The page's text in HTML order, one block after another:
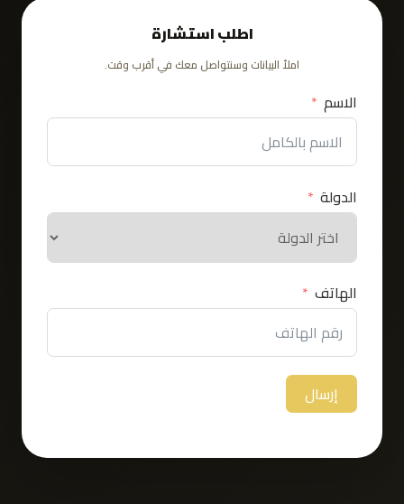
اطلب استشارة
املأ البيانات وسنتواصل معك في أقرب وقت.
الاسم
الدولة
الهاتف
إرسال